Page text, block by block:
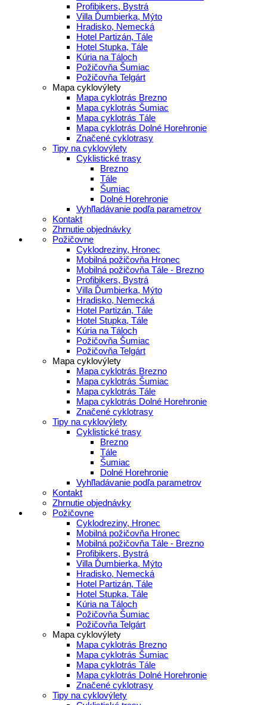
Profibikers, Bystrá
Villa Ďumbierka, Mýto
Hradisko, Nemecká
Hotel Partizán, Tále
Hotel Stupka, Tále
Kúria na Táloch
Požičovňa Šumiac
Požičovňa Telgárt
Mapa cyklovýlety
Mapa cyklotrás Brezno
Mapa cyklotrás Šumiac
Mapa cyklotrás Tále
Mapa cyklotrás Dolné Horehronie
Značené cyklotrasy
Tipy na cyklovýlety
Cyklistické trasy
Brezno
Tále
Šumiac
Dolné Horehronie
Vyhľladávanie podľa parametrov
Kontakt
Zhrnutie objednávky
Požičovne
Cyklodreziny, Hronec
Mobilná požičovňa Hronec
Mobilná požičovňa Tále - Brezno
Profibikers, Bystrá
Villa Ďumbierka, Mýto
Hradisko, Nemecká
Hotel Partizán, Tále
Hotel Stupka, Tále
Kúria na Táloch
Požičovňa Šumiac
Požičovňa Telgárt
Mapa cyklovýlety
Mapa cyklotrás Brezno
Mapa cyklotrás Šumiac
Mapa cyklotrás Tále
Mapa cyklotrás Dolné Horehronie
Značené cyklotrasy
Tipy na cyklovýlety
Cyklistické trasy
Brezno
Tále
Šumiac
Dolné Horehronie
Vyhľladávanie podľa parametrov
Kontakt
Zhrnutie objednávky
Požičovne
Cyklodreziny, Hronec
Mobilná požičovňa Hronec
Mobilná požičovňa Tále - Brezno
Profibikers, Bystrá
Villa Ďumbierka, Mýto
Hradisko, Nemecká
Hotel Partizán, Tále
Hotel Stupka, Tále
Kúria na Táloch
Požičovňa Šumiac
Požičovňa Telgárt
Mapa cyklovýlety
Mapa cyklotrás Brezno
Mapa cyklotrás Šumiac
Mapa cyklotrás Tále
Mapa cyklotrás Dolné Horehronie
Značené cyklotrasy
Tipy na cyklovýlety